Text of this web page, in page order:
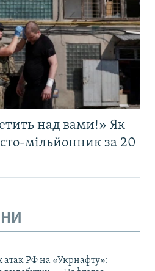
над вами!» Як
мільйонник за 20
РФ на «Укрнафту»: